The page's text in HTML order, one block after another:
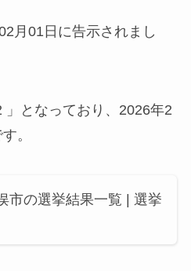
月01日に告示されまし
」となっており、2026年2
。
市の選挙結果一覧 | 選挙